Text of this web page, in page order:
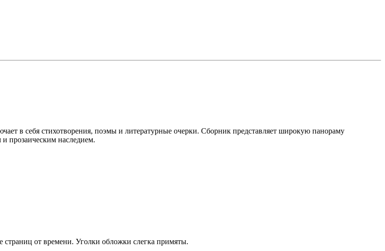
в себя стихотворения, поэмы и литературные очерки. Сборник представляет широкую панораму
и прозаическим наследием.
страниц от времени. Уголки обложки слегка примяты.